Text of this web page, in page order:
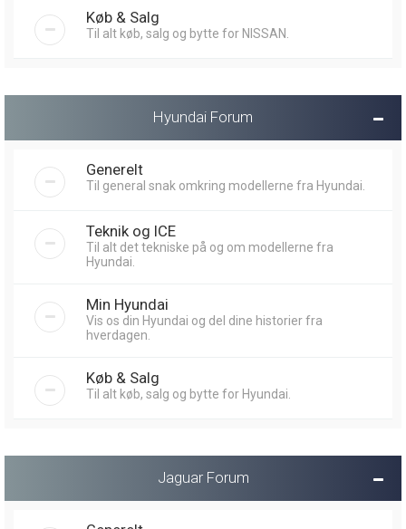
Køb & Salg
Til alt køb, salg og bytte for NISSAN.
Hyundai Forum
Generelt
Til general snak omkring modellerne fra Hyundai.
Teknik og ICE
Til alt det tekniske på og om modellerne fra
Hyundai.
Min Hyundai
Vis os din Hyundai og del dine historier fra
hverdagen.
Køb & Salg
Til alt køb, salg og bytte for Hyundai.
Jaguar Forum